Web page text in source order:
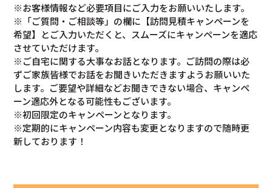
※お客様情報など必要項目にご入力をお願いいたします。
※「ご質問・ご相談等」の欄に【訪問見積キャンペーンを
希望】とご入力いただくと、スムーズにキャンペーンを適応
させていただけます。
※ご自宅に関する大事なお話となります。ご訪問の際は必
ずご家族皆様でお話をお聞きいただきますようお願いいた
します。ご要望や詳細などお聞きできない場合、キャンペ
ーン適応外となる可能性もございます。
※初回限定のキャンペーンとなります。
※定期的にキャンペーン内容も変更となりますので随時更
新しております！